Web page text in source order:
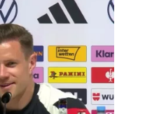
туку брзо најде замена во
тренингот по
Фликнад 600 дена, но веднаш